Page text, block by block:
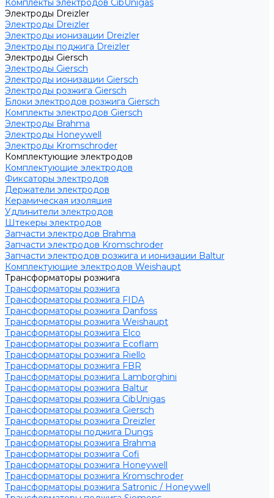
Комплекты электродов CibUnigas
Электроды Dreizler
Электроды Dreizler
Электроды ионизации Dreizler
Электроды поджига Dreizler
Электроды Giersch
Электроды Giersch
Электроды ионизации Giersch
Электроды розжига Giersch
Блоки электродов розжига Giersch
Комплекты электродов Giersch
Электроды Brahma
Электроды Honeywell
Электроды Kromschroder
Комплектующие электродов
Комплектующие электродов
Фиксаторы электродов
Держатели электродов
Керамическая изоляция
Удлинители электродов
Штекеры электродов
Запчасти электродов Brahma
Запчасти электродов Kromschroder
Запчасти электродов розжига и ионизации Baltur
Комплектующие электродов Weishaupt
Трансформаторы розжига
Трансформаторы розжига
Трансформаторы розжига FIDA
Трансформаторы розжига Danfoss
Трансформаторы розжига Weishaupt
Трансформаторы розжига Elco
Трансформаторы розжига Ecoflam
Трансформаторы розжига Riello
Трансформаторы розжига FBR
Трансформаторы розжига Lamborghini
Трансформаторы розжига Baltur
Трансформаторы розжига CibUnigas
Трансформаторы розжига Giersch
Трансформаторы розжига Dreizler
Трансформаторы поджига Dungs
Трансформаторы розжига Brahma
Трансформаторы розжига Cofi
Трансформаторы розжига Honeywell
Трансформаторы розжига Kromschroder
Трансформаторы розжига Satronic / Honeywell